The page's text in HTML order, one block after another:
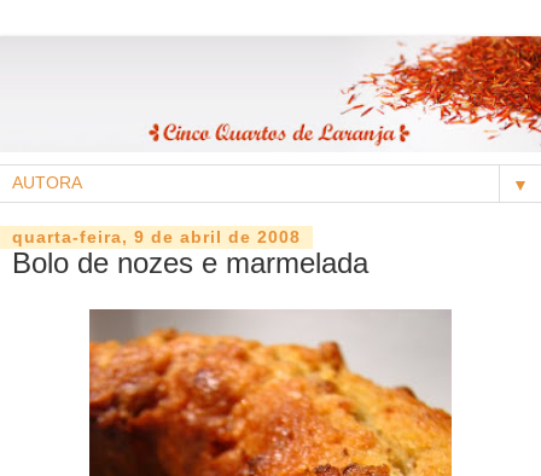
▼
quarta-feira, 9 de abril de 2008
Bolo de nozes e marmelada